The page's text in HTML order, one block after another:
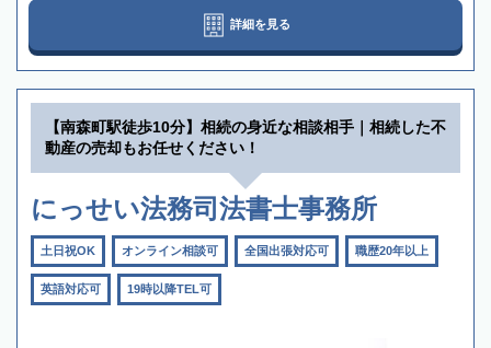
詳細を見る
【南森町駅徒歩10分】相続の身近な相談相手｜相続した不
動産の売却もお任せください！
にっせい法務司法書士事務所
土日祝OK オンライン相談可 全国出張対応可 職歴20年以上
英語対応可 19時以降TEL可